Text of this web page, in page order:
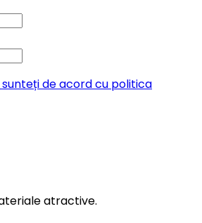
de acord cu politica
atractive.